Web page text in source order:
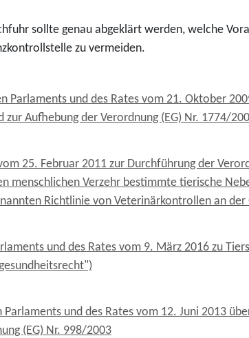
sollte genau abgeklärt werden, welche
zu vermeiden.
Parlaments und des Rates vom 21. Oktober
Aufhebung der Verordnung (EG) Nr. 1774/
25. Februar 2011 zur Durchführung der
menschlichen Verzehr bestimmte tierische
Richtlinie von Veterinärkontrollen an
und des Rates vom 9. März 2016 zu
und des Rates vom 12. Juni 2013
(EG) Nr. 998/2003